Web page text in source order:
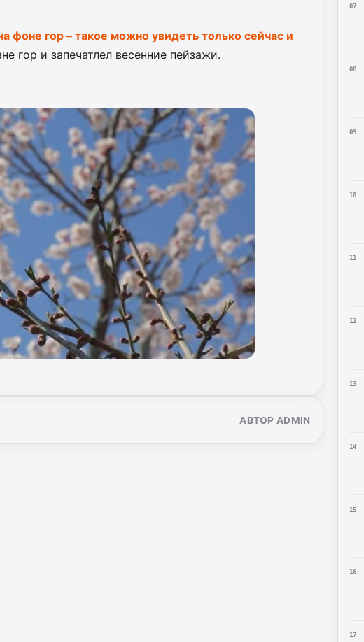
фоне гор – такое можно увидеть только сейчас и
гор и запечатлел весенние пейзажи.
АВТОР ADMIN
07
08
09
10
11
12
13
14
15
16
17